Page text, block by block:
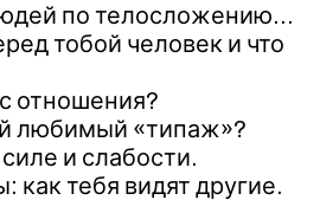
по телосложению…
тобой человек и что
отношения?
любимый «типаж»?
и слабости.
как тебя видят другие.